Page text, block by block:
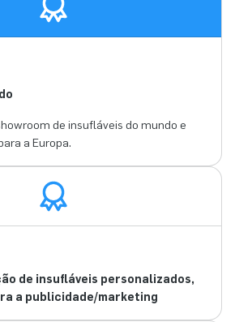
de insufláveis do mundo e
a Europa.
de insufláveis personalizados,
a publicidade/marketing